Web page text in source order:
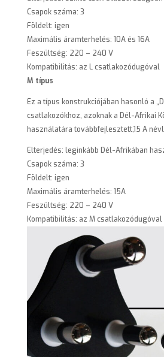
Csapok száma: 3
Földelt: igen
Maximális áramterhelés: 10A és 16A
Feszültség: 220 – 240 V
Kompatibilitás: az L csatlakozódugóval
M típus
Ez a típus konstrukciójában hasonló a
csatlakozókhoz, azoknak a Dél-Afrikai
használatára továbbfejlesztett,15 A
Elterjedés: leginkább Dél-Afrikában
Csapok száma: 3
Földelt: igen
Maximális áramterhelés: 15A
Feszültség: 220 – 240 V
Kompatibilitás: az M csatlakozódugóval